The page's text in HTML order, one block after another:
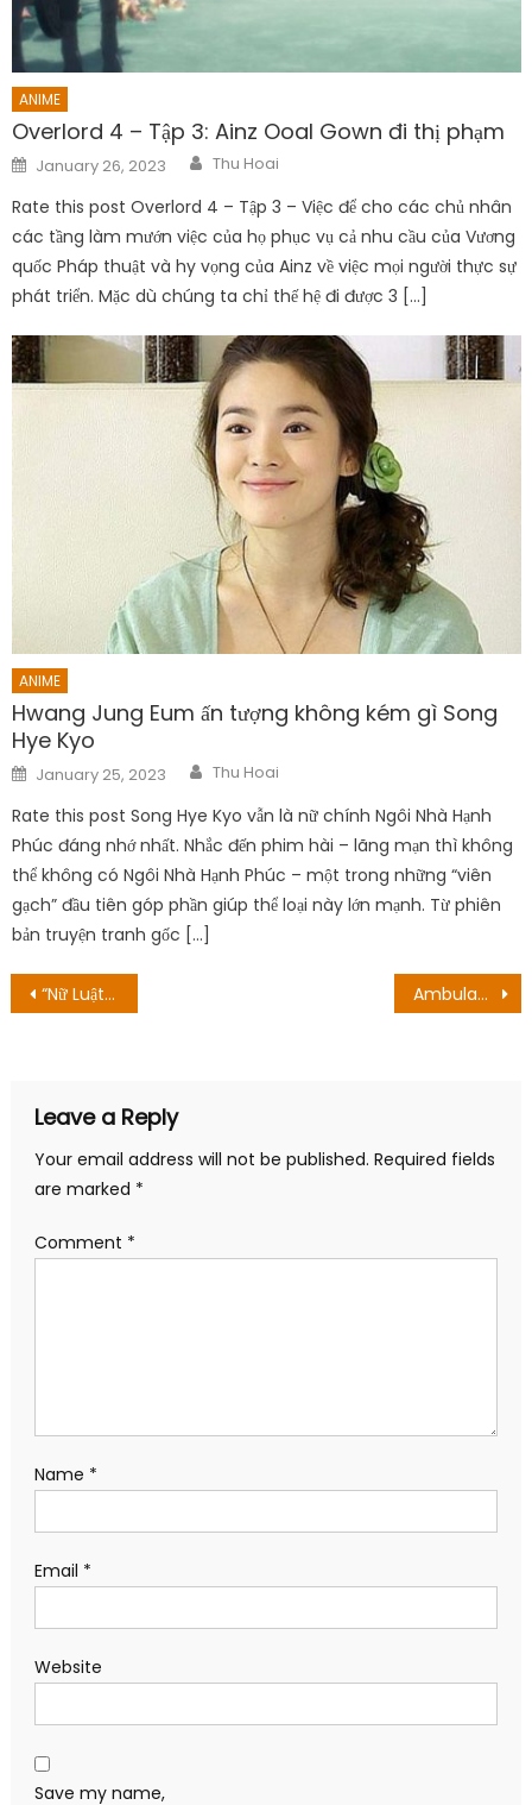
ANIME
Overlord 4 – Tập 3: Ainz Ooal Gown đi thị phạm
Posted
on
January 26, 2023 Author
Thu Hoai
Rate this post Overlord 4 – Tập 3 – Việc để cho các chủ nhân
các tầng làm mướn việc của họ phục vụ cả nhu cầu của Vương
quốc Pháp thuật và hy vọng của Ainz về việc mọi người thực sự
phát triển. Mặc dù chúng ta chỉ thế hệ đi được 3 […]
ANIME
Hwang Jung Eum ấn tượng không kém gì Song
Hye Kyo
Posted
on
January 25, 2023 Author
Thu Hoai
Rate this post Song Hye Kyo vẫn là nữ chính Ngôi Nhà Hạnh
Phúc đáng nhớ nhất. Nhắc đến phim hài – lãng mạn thì không
thể không có Ngôi Nhà Hạnh Phúc – một trong những “viên
gạch” đầu tiên góp phần giúp thể loại này lớn mạnh. Từ phiên
bản truyện tranh gốc […]
Post
“Nữ Luật Sư Kỳ Lạ Woo Young Woo” kết thúc với rating cao kỷ lục, ai cũng có đôi có cặp Ambulance Season 9 Episode 4 Ngày phát hành: The 88 Year Old
Leave a Reply
Your email address will not be published. Required fields
are marked *
Comment *
Name *
Email *
Website
Save my name,